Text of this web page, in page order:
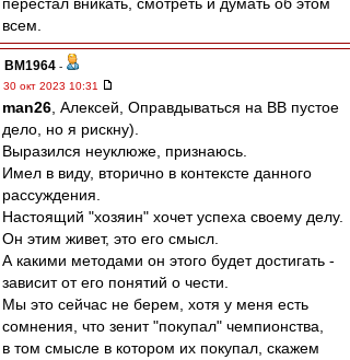
всем.
BM1964 -
30 окт 2023 10:31
man26 , Алексей, Оправдываться на ВВ пустое
дело, но я рискну).
Выразился неуклюже, признаюсь.
Имел в виду, вторично в контексте данного
рассуждения.
Настоящий "хозяин" хочет успеха своему делу.
Он этим живет, это его смысл.
А какими методами он этого будет достигать -
зависит от его понятий о чести.
Мы это сейчас не берем, хотя у меня есть
сомнения, что зенит "покупал" чемпионства,
в том смысле в котором их покупал, скажем